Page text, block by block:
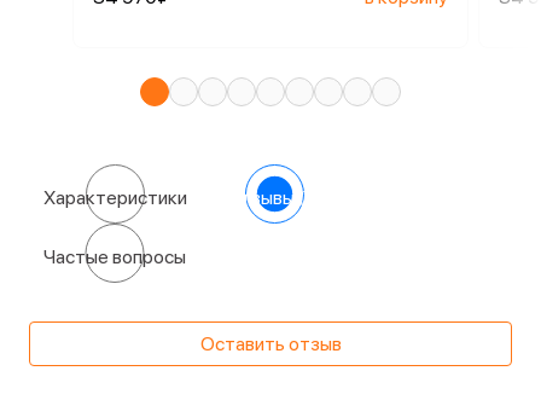
Характеристики Отзывы (0)
Частые вопросы
Оставить отзыв